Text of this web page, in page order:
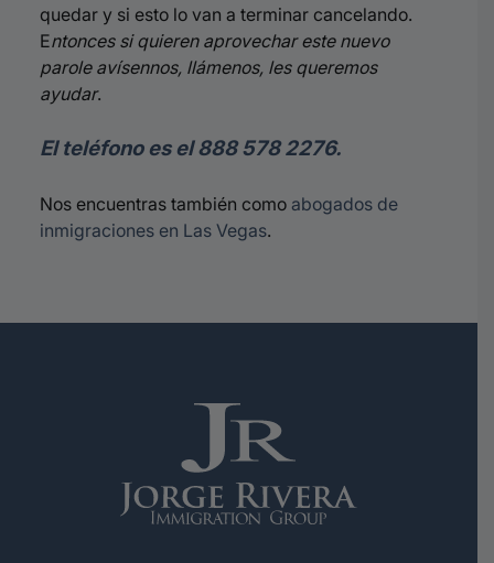
quedar y si esto lo van a terminar cancelando.
Entonces si quieren aprovechar este nuevo
parole avísennos, llámenos, les queremos
ayudar.
El teléfono es el 888 578 2276.
Nos encuentras también como abogados de
inmigraciones en Las Vegas.